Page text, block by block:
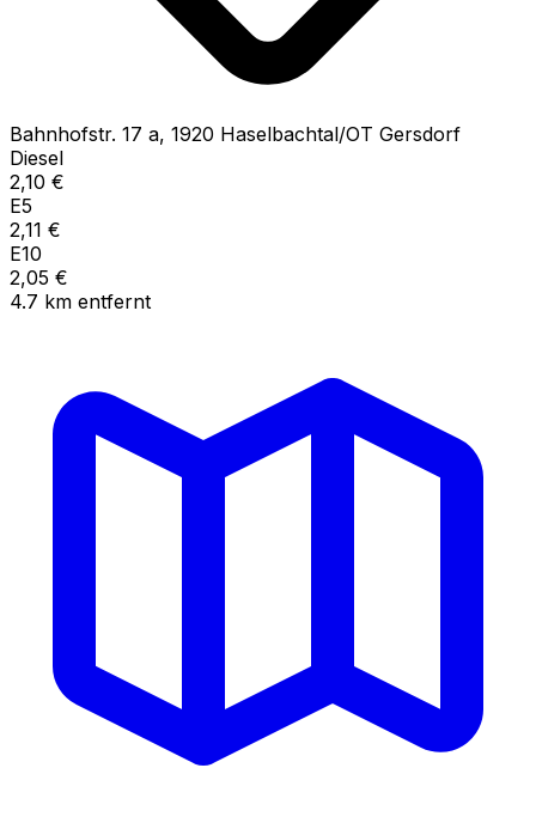
Bahnhofstr. 17 a, 1920 Haselbachtal/OT Gersdorf
Diesel
2,10 €
E5
2,11 €
E10
2,05 €
4.7 km entfernt